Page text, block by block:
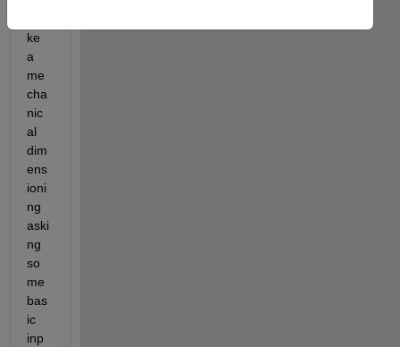
ke
a
me
cha
nic
al
dim
ens
ioni
ng
aski
ng
so
me
bas
ic
inp